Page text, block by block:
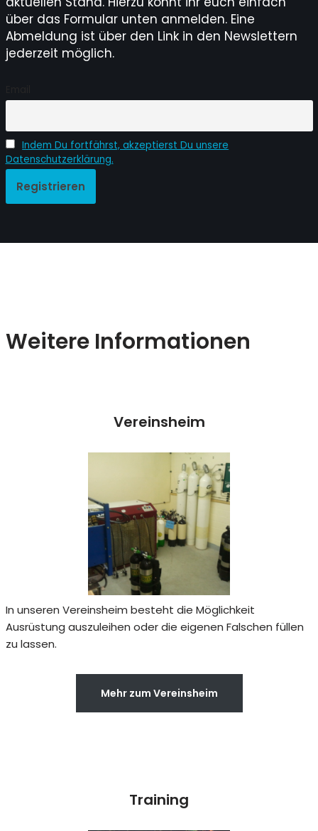
über das Formular unten anmelden. Eine
Abmeldung ist über den Link in den Newslettern
jederzeit möglich.
Indem Du fortfährst, akzeptierst Du unsere
Datenschutzerklärung.
Weitere Informationen
Vereinsheim
In unseren Vereinsheim besteht die Möglichkeit
Ausrüstung auszuleihen oder die eigenen Falschen füllen
zu lassen.
Mehr zum Vereinsheim
Training